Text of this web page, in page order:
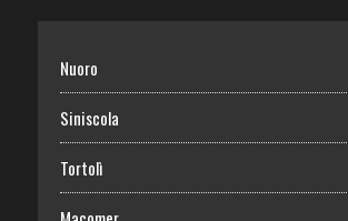
Nuoro
Siniscola
Tortolì